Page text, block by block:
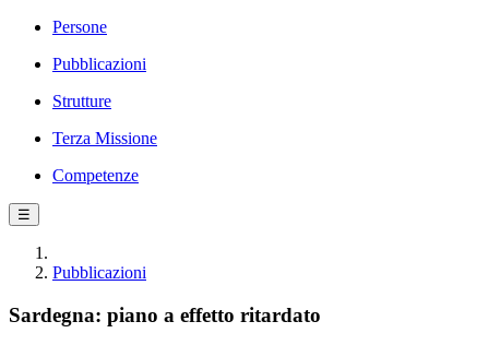
Persone
Pubblicazioni
Strutture
Terza Missione
Competenze
☰
Pubblicazioni
Sardegna: piano a effetto ritardato